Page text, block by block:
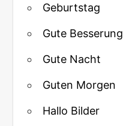
Geburtstag
Gute Besserung
Gute Nacht
Guten Morgen
Hallo Bilder